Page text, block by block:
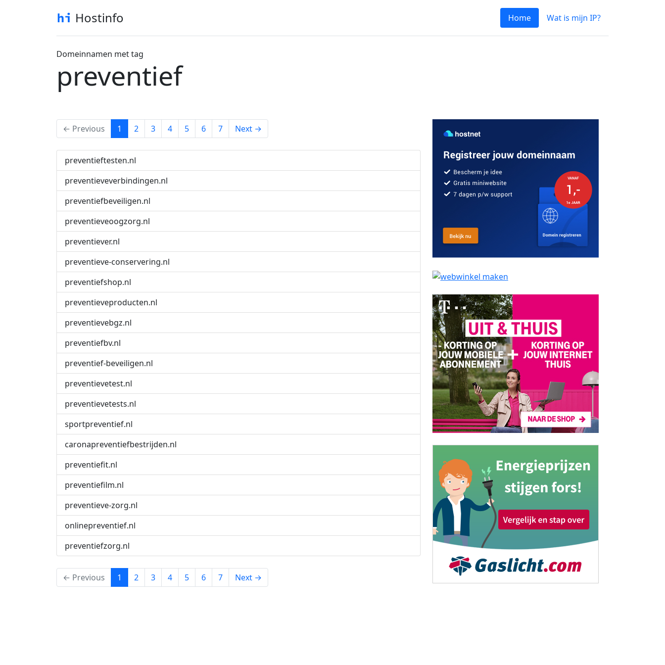
Hostinfo Home Wat is mijn IP?
Domeinnamen met tag
preventief
← Previous 1 (current)
2 3 4 5 6 7 Next →
preventieftesten.nl
preventieveverbindingen.nl
preventiefbeveiligen.nl
preventieveoogzorg.nl
preventiever.nl
preventieve-conservering.nl
preventiefshop.nl
preventieveproducten.nl
preventievebgz.nl
preventiefbv.nl
preventief-beveiligen.nl
preventievetest.nl
preventievetests.nl
sportpreventief.nl
caronapreventiefbestrijden.nl
preventiefit.nl
preventiefilm.nl
preventieve-zorg.nl
onlinepreventief.nl
preventiefzorg.nl
← Previous 1 (current)
2 3 4 5 6 7 Next →